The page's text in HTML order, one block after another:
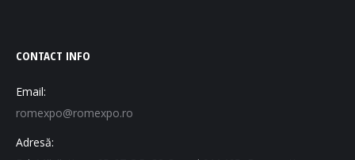
CONTACT INFO
Email:
romexpo@romexpo.ro
Adresă: